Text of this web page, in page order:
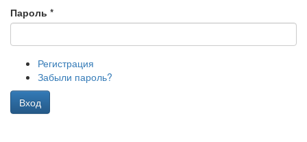
Пароль *
Регистрация
Забыли пароль?
Вход